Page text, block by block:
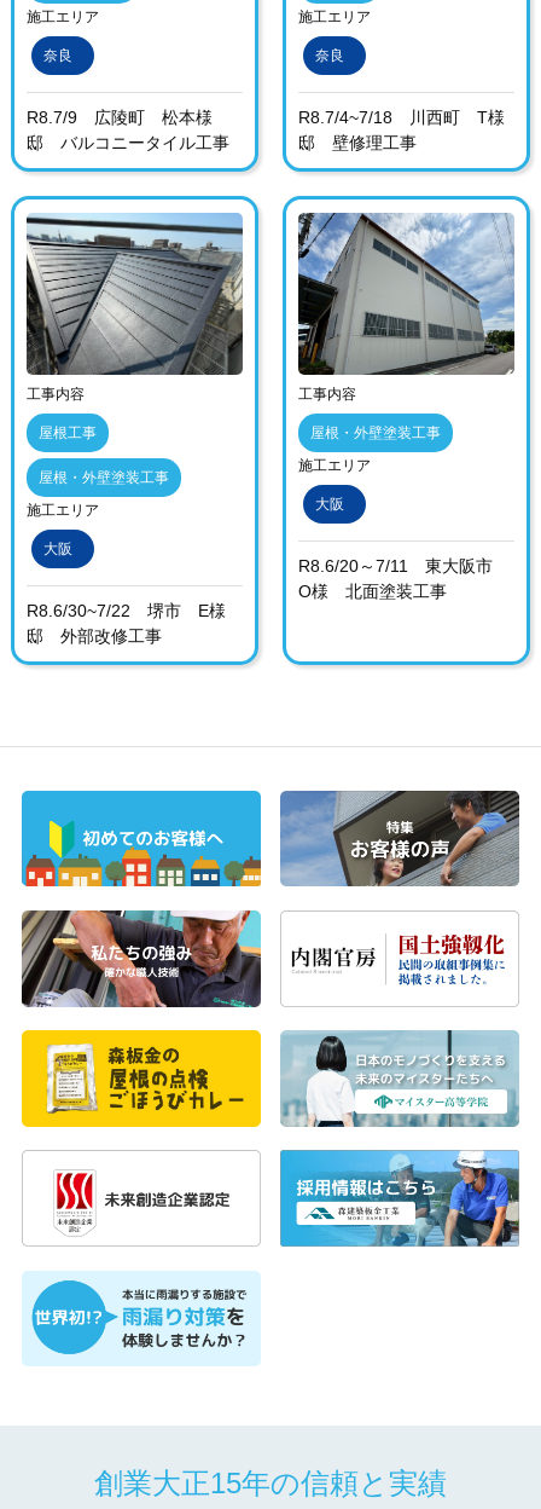
施工エリア
奈良
R8.7/9 広陵町 松本様
邸 バルコニータイル工事
施工エリア
奈良
R8.7/4~7/18 川西町 T様
邸 壁修理工事
工事内容
屋根工事
屋根・外壁塗装工事
施工エリア
大阪
R8.6/30~7/22 堺市 E様
邸 外部改修工事
工事内容
屋根・外壁塗装工事
施工エリア
大阪
R8.6/20～7/11 東大阪市
O様 北面塗装工事
創業大正15年の信頼と実績